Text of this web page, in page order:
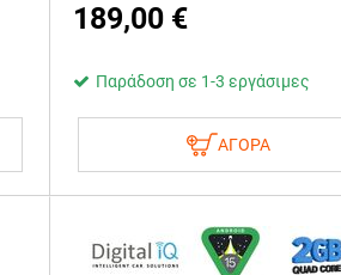
189,00 €
Παράδοση σε 1-3 εργάσιμες
ΑΓΟΡΑ